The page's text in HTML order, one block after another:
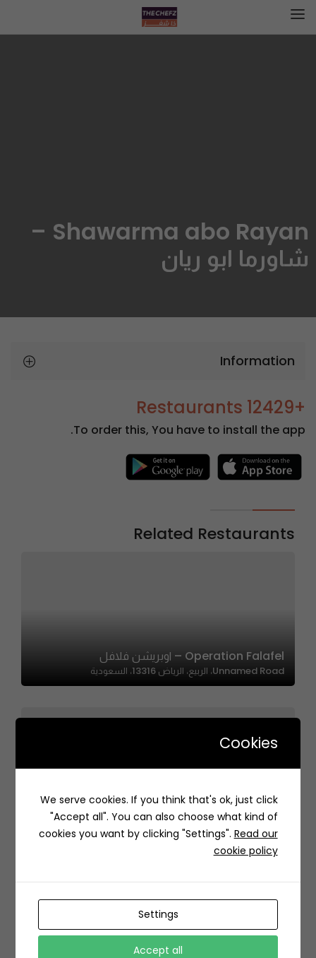
Shawarma abo Rayan –
شاورما ابو ريان
Information
+12429 Restaurants
To order this, You have to install the app.
Related Restaurants
Operation Falafel – اوبريشن فلافل
Unnamed Road، الربيع، الرياض 13316، السعودية
Burger Nook | زاوية البرجر
محطة كهرباء المريكبات الفرعية، شارع الإمام علي بن أبي طالب،
الريان، الدمام 32254، السعودية
Cookies
We serve cookies. If you think that's ok, just click
"Accept all". You can also choose what kind of
cookies you want by clicking "Settings". Read our
cookie policy
Settings
Accept all